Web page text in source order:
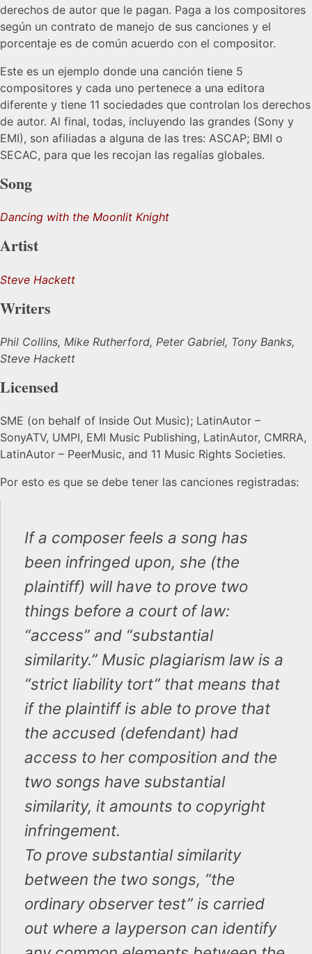
derechos de autor que le pagan. Paga a los compositores
según un contrato de manejo de sus canciones y el
porcentaje es de común acuerdo con el compositor.
Este es un ejemplo donde una canción tiene 5
compositores y cada uno pertenece a una editora
diferente y tiene 11 sociedades que controlan los derechos
de autor. Al final, todas, incluyendo las grandes (Sony y
EMI), son afiliadas a alguna de las tres: ASCAP; BMI o
SECAC, para que les recojan las regalías globales.
Song
Dancing with the Moonlit Knight
Artist
Steve Hackett
Writers
Phil Collins, Mike Rutherford, Peter Gabriel, Tony Banks,
Steve Hackett
Licensed
SME (on behalf of Inside Out Music); LatinAutor –
SonyATV, UMPI, EMI Music Publishing, LatinAutor, CMRRA,
LatinAutor – PeerMusic, and 11 Music Rights Societies.
Por esto es que se debe tener las canciones registradas:
If a composer feels a song has
been infringed upon, she (the
plaintiff) will have to prove two
things before a court of law:
“access” and “substantial
similarity.” Music plagiarism law is a
“strict liability tort” that means that
if the plaintiff is able to prove that
the accused (defendant) had
access to her composition and the
two songs have substantial
similarity, it amounts to copyright
infringement.
To prove substantial similarity
between the two songs, “the
ordinary observer test” is carried
out where a layperson can identify